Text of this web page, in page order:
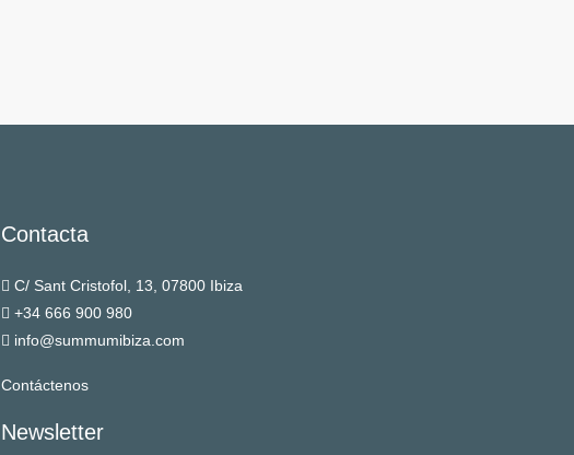
Contacta
C/ Sant Cristofol, 13, 07800 Ibiza
+34 666 900 980
info@summumibiza.com
Contáctenos
Newsletter